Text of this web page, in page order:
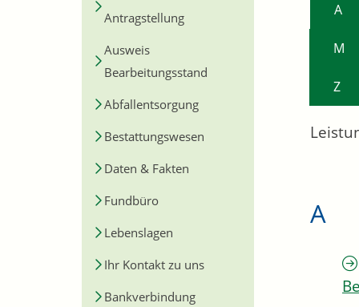
Antragstellung
Ausweis
Bearbeitungsstand
Abfallentsorgung
Bestattungswesen
Daten & Fakten
Fundbüro
Lebenslagen
Ihr Kontakt zu uns
Bankverbindung
A
M
Z
A